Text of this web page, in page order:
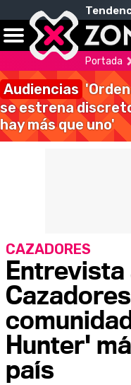
Portada
Audiencias
se estrena
hay más que uno'
Entrevista
Hunter'
país
CAZADORES